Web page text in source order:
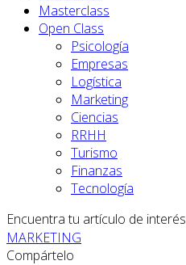
Masterclass
Open Class
Psicología
Empresas
Logística
Marketing
Ciencias
RRHH
Turismo
Finanzas
Tecnología
Encuentra tu artículo de interés
MARKETING
Compártelo